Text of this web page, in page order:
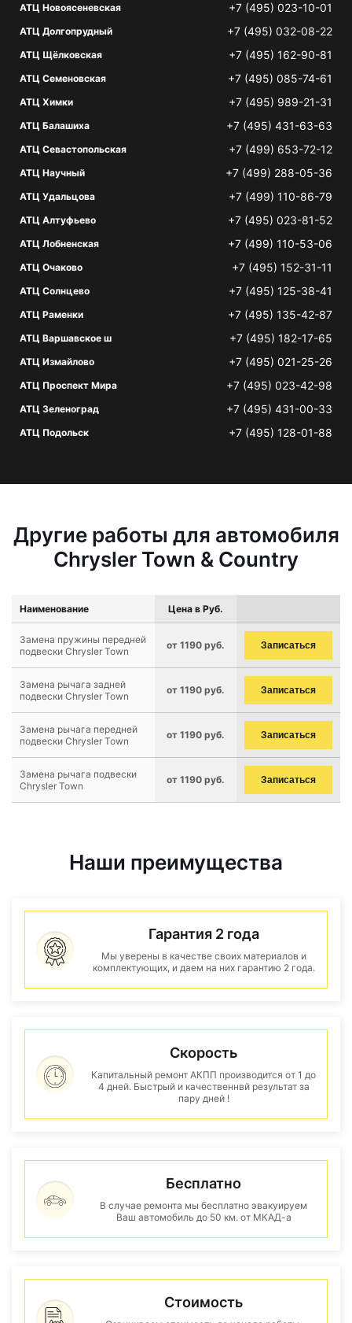
АТЦ Новоясеневская +7 (495) 023-10-01
АТЦ Долгопрудный +7 (495) 032-08-22
АТЦ Щёлковская +7 (495) 162-90-81
АТЦ Семеновская +7 (495) 085-74-61
АТЦ Химки +7 (495) 989-21-31
АТЦ Балашиха +7 (495) 431-63-63
АТЦ Севастопольская +7 (499) 653-72-12
АТЦ Научный +7 (499) 288-05-36
АТЦ Удальцова +7 (499) 110-86-79
АТЦ Алтуфьево +7 (495) 023-81-52
АТЦ Лобненская +7 (499) 110-53-06
АТЦ Очаково +7 (495) 152-31-11
АТЦ Солнцево +7 (495) 125-38-41
АТЦ Раменки +7 (495) 135-42-87
АТЦ Варшавское ш +7 (495) 182-17-65
АТЦ Измайлово +7 (495) 021-25-26
АТЦ Проспект Мира +7 (495) 023-42-98
АТЦ Зеленоград +7 (495) 431-00-33
АТЦ Подольск +7 (495) 128-01-88
Другие работы для автомобиля
Chrysler Town & Country
Наименование Цена в Руб.
Замена пружины передней
подвески Chrysler Town
от 1190 руб. Записаться
Замена рычага задней
подвески Chrysler Town
от 1190 руб. Записаться
Замена рычага передней
подвески Chrysler Town
от 1190 руб. Записаться
Замена рычага подвески
Chrysler Town
от 1190 руб. Записаться
Наши преимущества
Гарантия 2 года
Мы уверены в качестве своих материалов и
комплектующих, и даем на них гарантию 2 года.
Скорость
Капитальный ремонт АКПП производится от 1 до
4 дней. Быстрый и качественнвй результат за
пару дней !
Бесплатно
В случае ремонта мы бесплатно эвакуируем
Ваш автомобиль до 50 км. от МКАД-а
Стоимость